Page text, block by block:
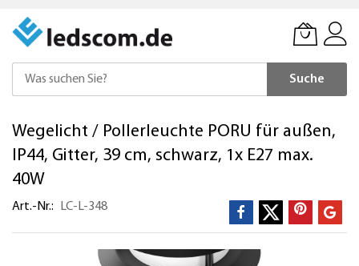
Suche
zum
Inhalt
Wegelicht / Pollerleuchte PORU für außen,
IP44, Gitter, 39 cm, schwarz, 1x E27 max.
40W
Art.-Nr. LC-L-348